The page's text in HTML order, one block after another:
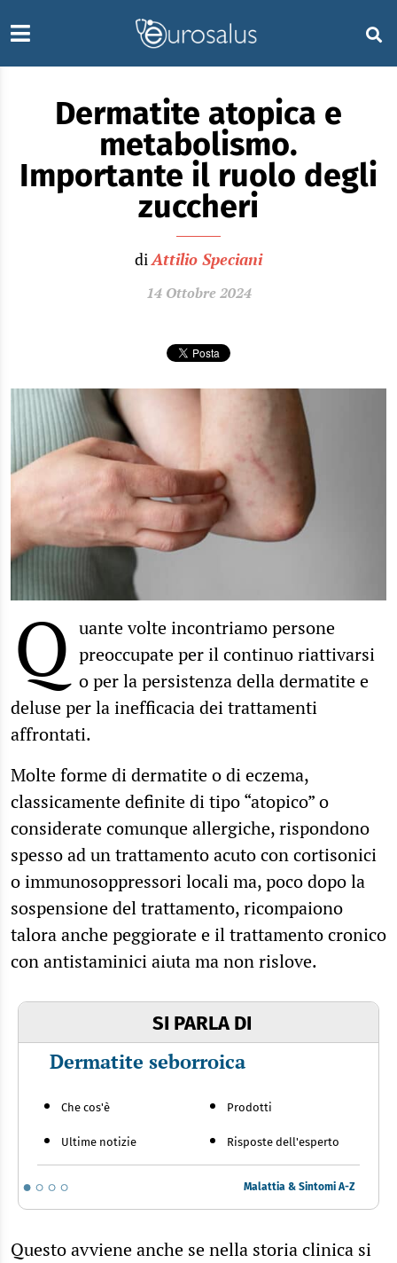
Dermatite atopica e
metabolismo.
Importante il ruolo degli
zuccheri
diAttilio Speciani
14 Ottobre 2024
Q uante volte incontriamo persone
preoccupate per il continuo riattivarsi
o per la persistenza della dermatite e
deluse per la inefficacia dei trattamenti
affrontati.
Molte forme di dermatite o di eczema,
classicamente definite di tipo “atopico” o
considerate comunque allergiche, rispondono
spesso ad un trattamento acuto con cortisonici
o immunosoppressori locali ma, poco dopo la
sospensione del trattamento, ricompaiono
talora anche peggiorate e il trattamento cronico
con antistaminici aiuta ma non rislove.
SI PARLA DI
Dermatite seborroica
Che cos'è
Ultime notizie
Prodotti
Risposte dell'esperto
Malattia & Sintomi A-Z
Questo avviene anche se nella storia clinica si